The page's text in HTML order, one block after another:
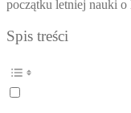
początku letniej nauki o
Spis treści